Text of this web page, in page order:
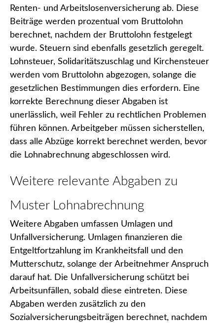
Renten- und Arbeitslosenversicherung ab. Diese
Beiträge werden prozentual vom Bruttolohn
berechnet, nachdem der Bruttolohn festgelegt
wurde. Steuern sind ebenfalls gesetzlich geregelt.
Lohnsteuer, Solidaritätszuschlag und Kirchensteuer
werden vom Bruttolohn abgezogen, solange die
gesetzlichen Bestimmungen dies erfordern. Eine
korrekte Berechnung dieser Abgaben ist
unerlässlich, weil Fehler zu rechtlichen Problemen
führen können. Arbeitgeber müssen sicherstellen,
dass alle Abzüge korrekt berechnet werden, bevor
die Lohnabrechnung abgeschlossen wird.
Weitere relevante Abgaben zu
Muster Lohnabrechnung
Weitere Abgaben umfassen Umlagen und
Unfallversicherung. Umlagen finanzieren die
Entgeltfortzahlung im Krankheitsfall und den
Mutterschutz, solange der Arbeitnehmer Anspruch
darauf hat. Die Unfallversicherung schützt bei
Arbeitsunfällen, sobald diese eintreten. Diese
Abgaben werden zusätzlich zu den
Sozialversicherungsbeiträgen berechnet, nachdem